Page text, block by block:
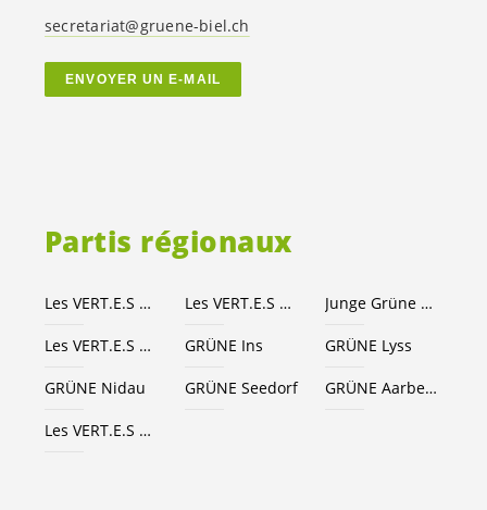
Partis régionaux
Les VERT.E.S Les VERT.E.S Junge Grüne Kanton Bern
Les VERT.E.S GRÜNE Ins GRÜNE Lyss
GRÜNE Nidau GRÜNE Seedorf GRÜNE Aarberg
Les VERT.E.S
secretariat@gruene-biel.ch
ENVOYER UN E-MAIL